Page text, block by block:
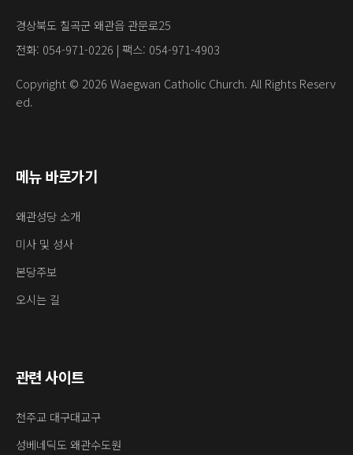
경상북도 칠곡군 왜관읍 관문로25
전화: 054-971-0226 | 팩스: 054-971-4903
Copyright © 2026 Waegwan Catholic Church. All Rights Reserv
ed.
메뉴 바로가기
왜관성당 소개
미사 및 성사
본당주보
오시는 길
관련 사이트
천주교 대구대교구
성베네딕도 왜관수도원